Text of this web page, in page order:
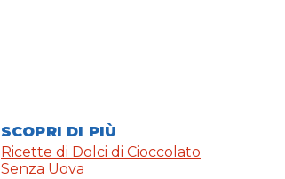
SCOPRI DI PIÙ
Ricette di Dolci di Cioccolato
Senza Uova